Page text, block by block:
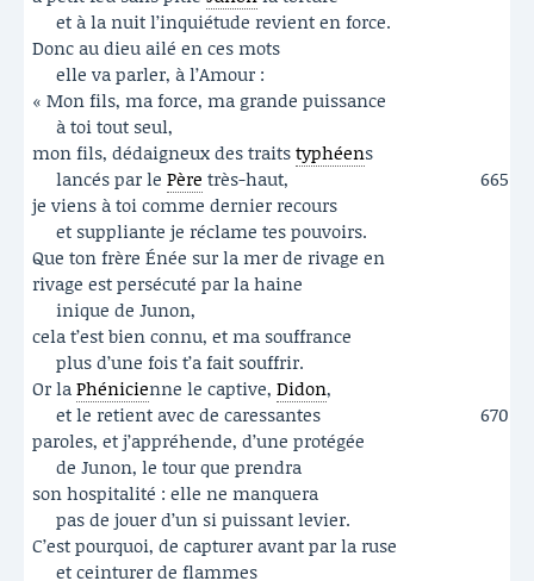
et à la nuit l’inquiétude revient en force.
Donc au dieu ailé en ces mots
elle va parler, à l’Amour :
« Mon fils, ma force, ma grande puissance
à toi tout seul,
mon fils, dédaigneux des traitstyphéens
lancés par le Père très-haut,
665
je viens à toi comme dernier recours
et suppliante je réclame tes pouvoirs.
Que ton frère Énée sur la mer de rivage en
rivage est persécuté par la haine
inique de Junon,
cela t’est bien connu, et ma souffrance
plus d’une fois t’a fait souffrir.
Or laPhénicienne le captive, Didon,
et le retient avec de caressantes
670
paroles, et j’appréhende, d’une protégée
de Junon, le tour que prendra
son hospitalité : elle ne manquera
pas de jouer d’un si puissant levier.
C’est pourquoi, de capturer avant par la ruse
et ceinturer de flammes